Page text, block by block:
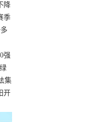
降
季
强
集
开